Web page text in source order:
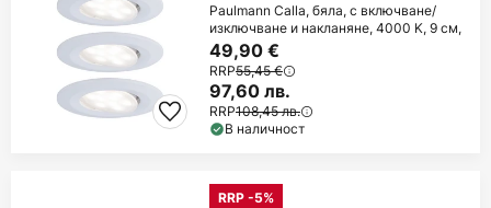
Paulmann Calla, бяла, с включване/
изключване и накланяне, 4000 K, 9 см,
49,90 €
RRP55,45 €
97,60 лв.
RRP108,45 лв.
В наличност
RRP -5%